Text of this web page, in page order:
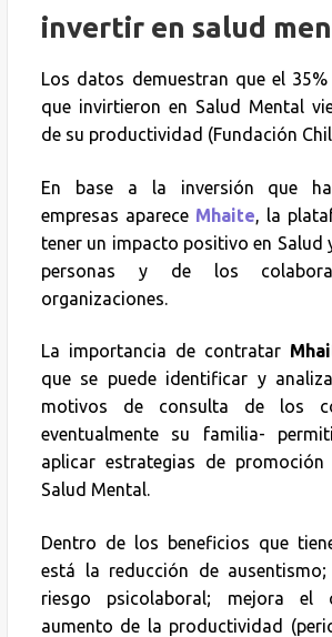
invertir en salud
Los datos demuestran que el
que invirtieron en Salud Mental
de su productividad (Fundación
En base a la inversión que
empresas aparece Mhaite, la
tener un impacto positivo en Salud
personas y de los
organizaciones.
La importancia de contratar
que se puede identificar y
motivos de consulta de los
eventualmente su familia-
aplicar estrategias de promoción
Salud Mental.
Dentro de los beneficios que
está la reducción de
riesgo psicolaboral; mejora el
aumento de la productividad